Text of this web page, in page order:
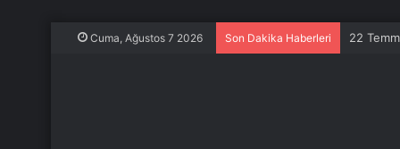
Cuma, Ağustos 7 2026 Son Dakika Haberleri 22